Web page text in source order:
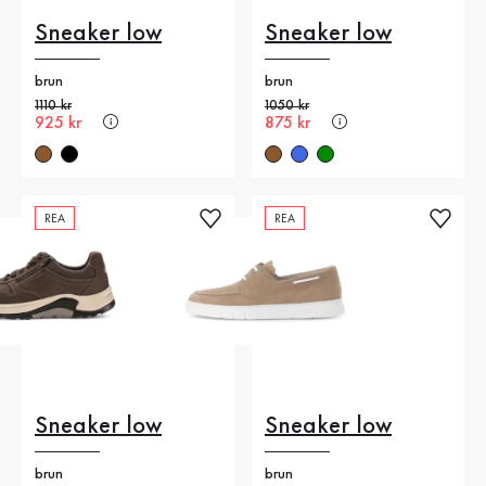
Sneaker low
brun
Gammalt pris
1110 kr
Nytt pris
925 kr
Sneaker low
brun
Gammalt pris
1050 kr
Nytt pris
875 kr
REA
Sneaker low
brun
REA
Sneaker low
brun